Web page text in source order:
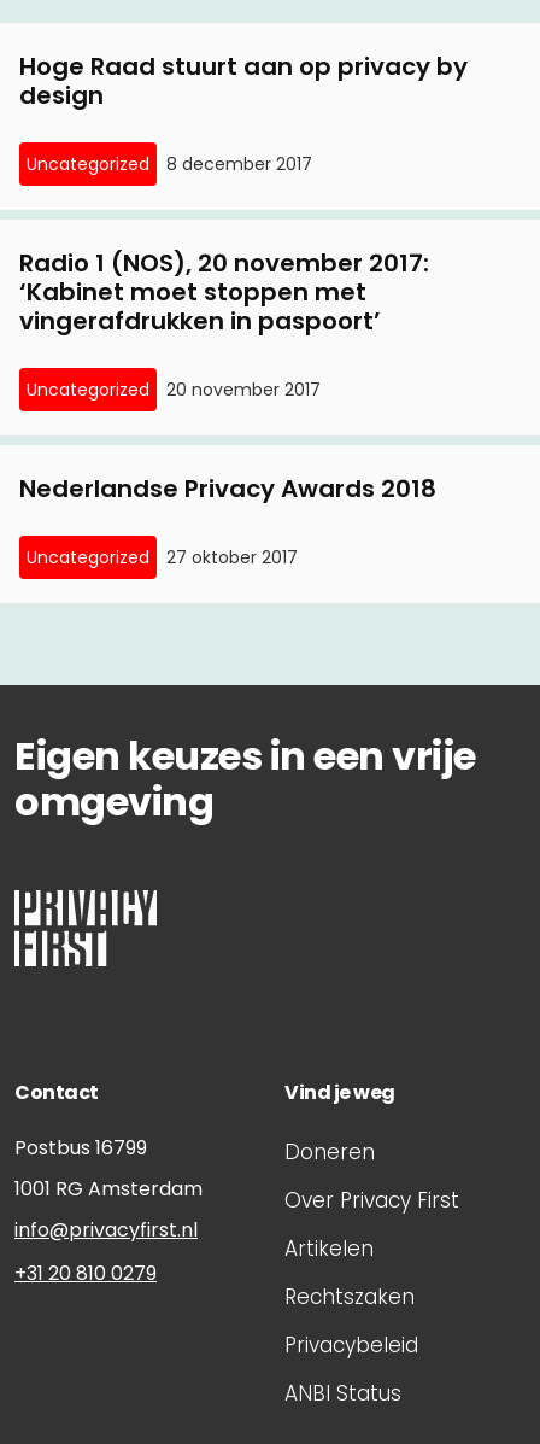
Hoge Raad stuurt aan op privacy by
design
Uncategorized 8 december 2017
Radio 1 (NOS), 20 november 2017:
‘Kabinet moet stoppen met
vingerafdrukken in paspoort’
Uncategorized 20 november 2017
Nederlandse Privacy Awards 2018
Uncategorized 27 oktober 2017
Eigen keuzes in een vrije
omgeving
Contact
Postbus 16799
1001 RG Amsterdam
info@privacyfirst.nl
+31 20 810 0279
Vind je weg
Doneren
Over Privacy First
Artikelen
Rechtszaken
Privacybeleid
ANBI Status